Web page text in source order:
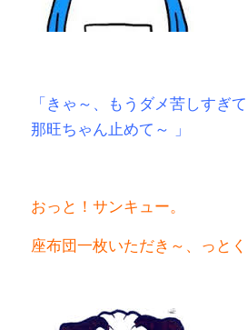
「きゃ～、もうダメ苦しすぎて
那旺ちゃん止めて～ 」
おっと！サンキュー。
座布団一枚いただき～、っとく